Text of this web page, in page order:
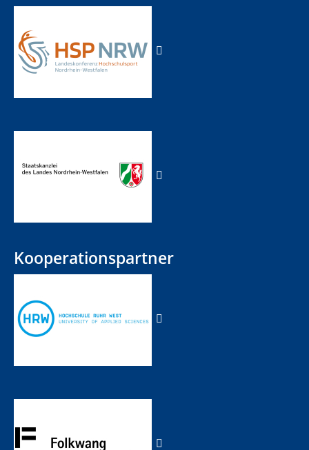
Kooperationspartner